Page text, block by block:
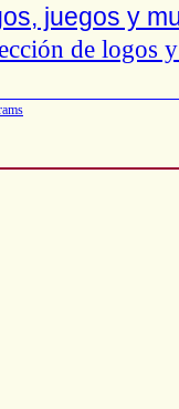
juegos y
de logos